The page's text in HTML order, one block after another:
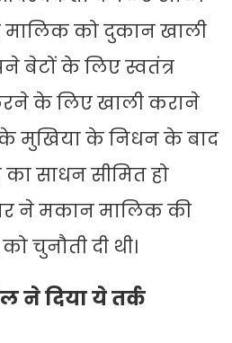
मालिक को दुकान खाली
बेटों के लिए स्वतंत्र
के लिए खाली कराने
के मुखिया के निधन के बाद
साधन सीमित हो
ने मकान मालिक की
चुनौती दी थी।
ने दिया ये तर्क